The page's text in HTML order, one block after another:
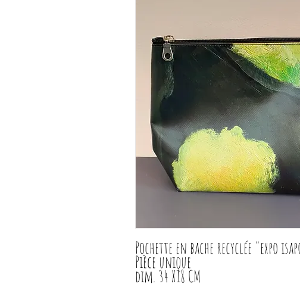
Pochette en bache recyclée "expo
Pièce unique
dim. 34 X18 CM